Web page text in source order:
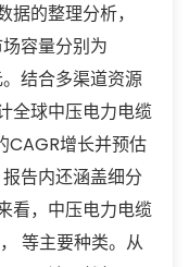
的整理分析，
容量分别为
结合多渠道资源
全球中压电力电缆
CAGR增长并预估
告内还涵盖细分
看，中压电力电缆
等主要种类。从